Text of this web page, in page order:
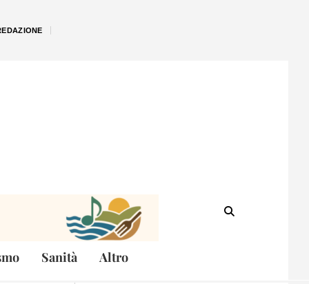
Sanità Altro